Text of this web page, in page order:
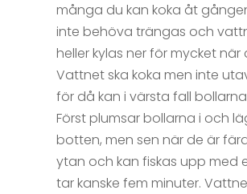
många du kan koka åt
inte behöva trängas och
heller kylas ner för mycket när
Vattnet ska koka men inte
för då kan i värsta fall
Först plumsar bollarna i och
botten, men sen när de är
ytan och kan fiskas upp med
tar kanske fem minuter.